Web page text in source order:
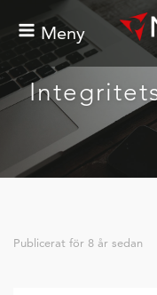
Meny
Publicerat för 8 år sedan